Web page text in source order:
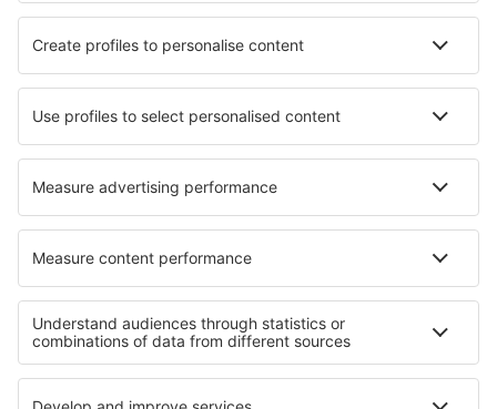
Ryanair
Wideroe
Danish Air
Turkish Airlines
Lot
Om eSky
Vilkår
Mine bestillinger
Personvernregler
Hjelp og kontakt
Personvern